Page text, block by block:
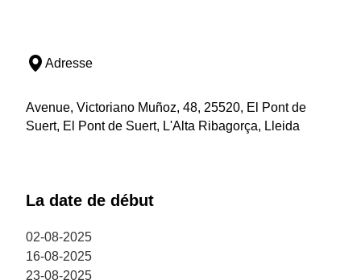
Adresse
Avenue, Victoriano Muñoz, 48, 25520, El Pont de
Suert, El Pont de Suert, L'Alta Ribagorça, Lleida
La date de début
02-08-2025
16-08-2025
23-08-2025